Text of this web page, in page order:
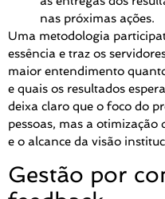
nas próximas ações.
Uma metodologia
essência e traz os
maior entendimento
e quais os resultados
deixa claro que o foco do
pessoas, mas a otimização
e o alcance da visão
Gestão por